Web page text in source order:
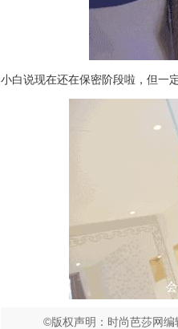
小白说现在还在保密阶段啦，但一
©版权声明：时尚芭莎网编